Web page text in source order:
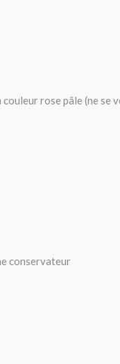
rose pâle (ne se
conservateur